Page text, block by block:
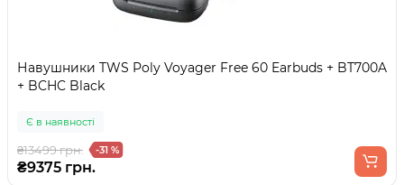
Навушники TWS Poly Voyager Free 60 Earbuds + BT700A
+ BCHC Black
Є в наявності
₴13499 грн. -31 %
₴9375 грн.